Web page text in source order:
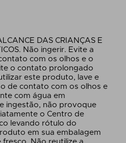
DAS CRIANÇAS E
Não ingerir. Evite a
com os olhos e o
o contato prolongado
este produto, lave e
de contato com os olhos e
com água em
ingestão, não provoque
o Centro de
levando rótulo do
em sua embalagem